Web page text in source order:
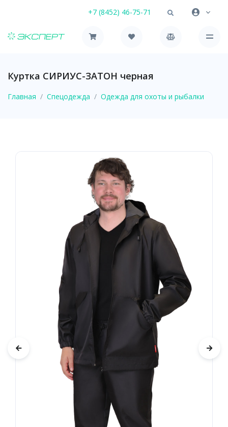
+7 (8452) 46-75-71
Куртка СИРИУС-ЗАТОН черная
Главная Спецодежда Одежда для охоты и рыбалки